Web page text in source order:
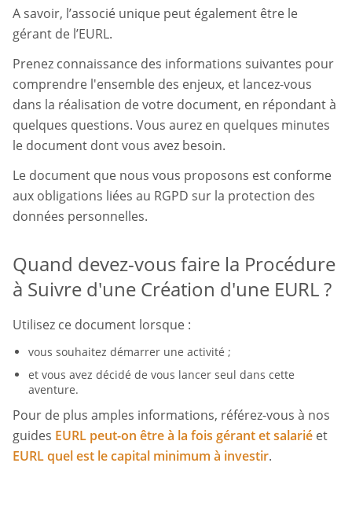
A savoir, l’associé unique peut également être le
gérant de l’EURL.
Prenez connaissance des informations suivantes pour
comprendre l'ensemble des enjeux, et lancez-vous
dans la réalisation de votre document, en répondant à
quelques questions. Vous aurez en quelques minutes
le document dont vous avez besoin.
Le document que nous vous proposons est conforme
aux obligations liées au RGPD sur la protection des
données personnelles.
Quand devez-vous faire la Procédure
à Suivre d'une Création d'une EURL ?
Utilisez ce document lorsque :
vous souhaitez démarrer une activité ;
et vous avez décidé de vous lancer seul dans cette
aventure.
Pour de plus amples informations, référez-vous à nos
guides EURL peut-on être à la fois gérant et salarié et
EURL quel est le capital minimum à investir.